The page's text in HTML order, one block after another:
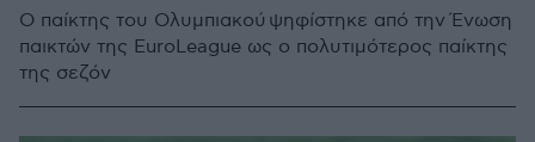
Ο παίκτης του Ολυμπιακού ψηφίστηκε από την Ένωση
παικτών της EuroLeague ως ο πολυτιμότερος παίκτης
της σεζόν